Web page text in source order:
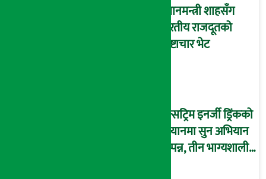
प्रधानमन्त्री शाहसँग
भारतीय राजदूतको
शिष्टाचार भेट
एक्सट्रिम इनर्जी ड्रिंकको
स्क्यानमा सुन अभियान
सम्पन्न, तीन भाग्यशाली